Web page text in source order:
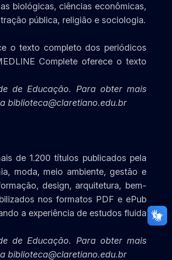
biológicas, ciências econômicas,
pública, religião e sociologia.
o texto completo dos periódicos
Complete oferece o texto
de Educação. Para obter mais
biblioteca@claretiano.edu.br
de 1.200 títulos publicados pela
moda, meio ambiente, gestão e
design, arquitetura, bem-
nos formatos PDF e ePub
a experiência de estudos fluida
de Educação. Para obter mais
biblioteca@claretiano.edu.br